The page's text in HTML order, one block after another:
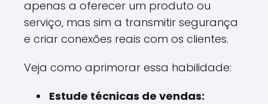
apenas a oferecer um produto ou
serviço, mas sim a transmitir segurança
e criar conexões reais com os clientes.
Veja como aprimorar essa habilidade:
Estude técnicas de vendas: